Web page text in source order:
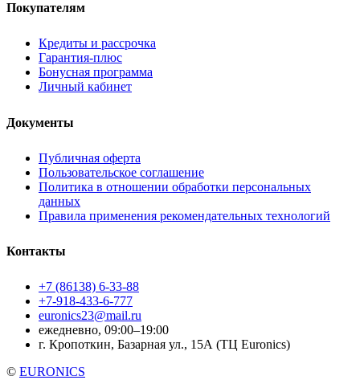
Покупателям
Кредиты и рассрочка
Гарантия-плюс
Бонусная программа
Личный кабинет
Документы
Публичная оферта
Пользовательское соглашение
Политика в отношении обработки персональных
данных
Правила применения рекомендательных технологий
Контакты
+7 (86138) 6-33-88
+7-918-433-6-777
euronics23@mail.ru
ежедневно, 09:00–19:00
г. Кропоткин, Базарная ул., 15А (ТЦ Euronics)
© EURONICS